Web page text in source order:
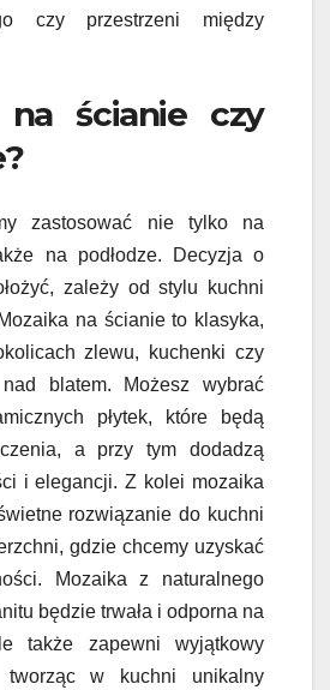
czy przestrzeni między
na ścianie czy
zastosować nie tylko na
na podłodze. Decyzja o
zależy od stylu kuchni
na ścianie to klasyka,
zlewu, kuchenki czy
blatem. Możesz wybrać
płytek, które będą
a przy tym dodadzą
i elegancji. Z kolei mozaika
rozwiązanie do kuchni
gdzie chcemy uzyskać
Mozaika z naturalnego
będzie trwała i odporna na
także zapewni wyjątkowy
tworząc w kuchni unikalny